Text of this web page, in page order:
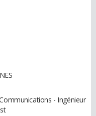
- Ingénieur